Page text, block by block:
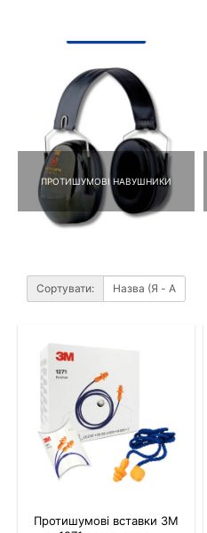
ПРОТИШУМОВІ НАВУШНИКИ
Сортувати:
Протишумові вставки 3M